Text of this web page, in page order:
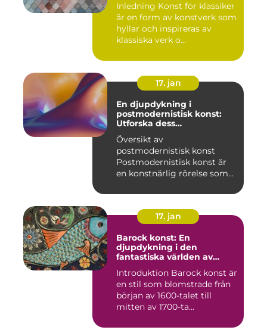
Inledning Konst för klassiker
är en form av konstverk som
hyllar och inspireras av
klassiska verk o...
17. jan
En djupdykning i
postmodernistisk konst:
Utforska dess
mångfasetterade natur
Översikt av
postmodernistisk konst
Postmodernistisk konst är
en konstnärlig rörelse som
17. jan
Barock konst: En
djupdykning i den
fantastiska världen av
Introduktion Barock konst är
en stil som blomstrade från
början av 1600-talet till
mitten av 1700-ta...